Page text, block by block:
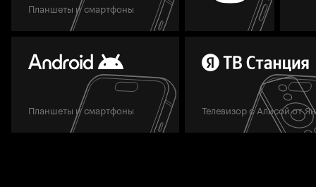
Планшеты и смартфоны
Планшеты и смартфоны Телевизор с Алисой от